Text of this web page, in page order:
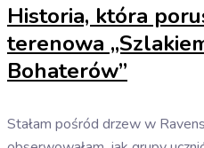
Historia, która
terenowa
Bohaterów”
Stałam pośród drzew w